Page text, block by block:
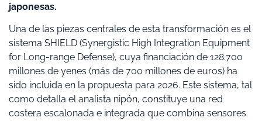
japonesas.
Una de las piezas centrales de esta transformación es el
sistema SHIELD (Synergistic High Integration Equipment
for Long-range Defense), cuya financiación de 128.700
millones de yenes (más de 700 millones de euros) ha
sido incluida en la propuesta para 2026. Este sistema, tal
como detalla el analista nipón, constituye una red
costera escalonada e integrada que combina sensores